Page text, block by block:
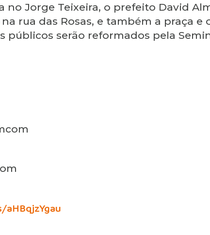
no Jorge Teixeira, o prefeito David
rua das Rosas, e também a praça e
públicos serão reformados pela